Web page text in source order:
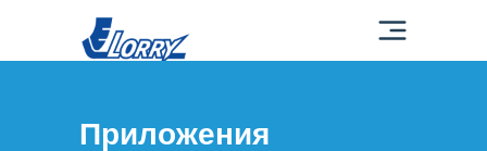
Приложения